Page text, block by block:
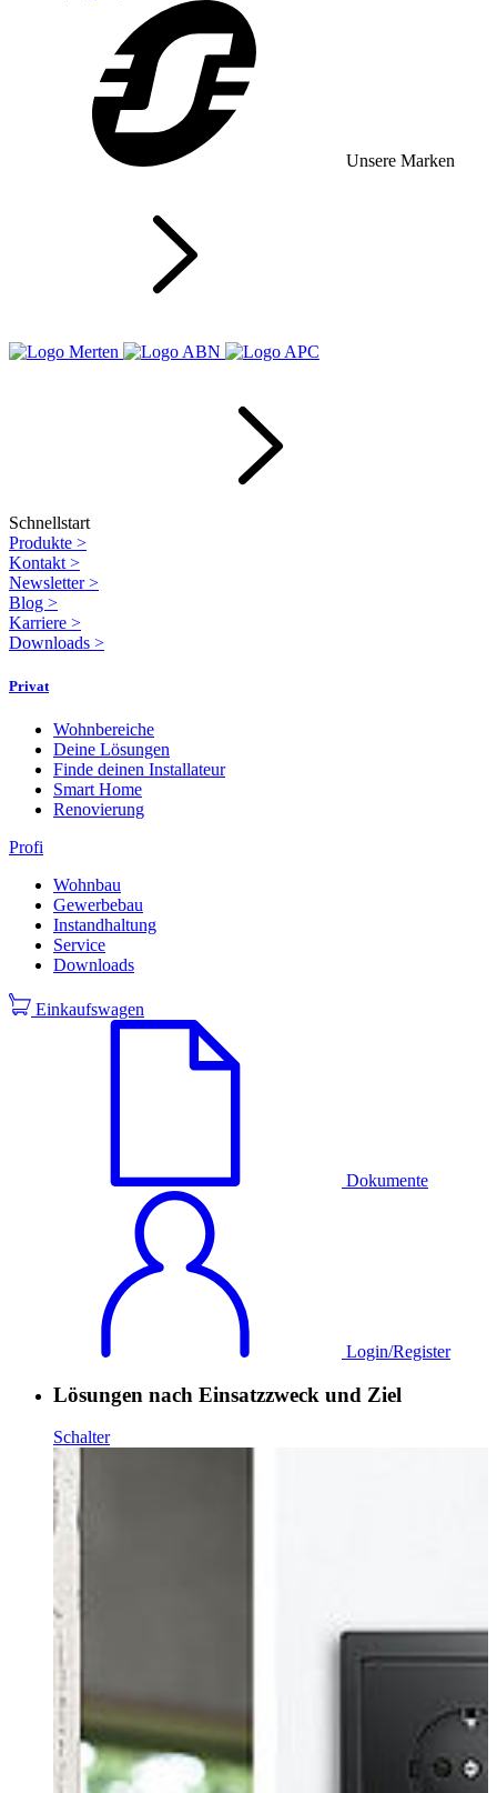
Unsere Marken
Schnellstart
Produkte >
Kontakt >
Newsletter>
Blog >
Karriere >
Downloads >
Privat
Wohnbereiche
Deine Lösungen
Finde deinen Installateur
Smart Home
Renovierung
Profi
Wohnbau
Gewerbebau
Instandhaltung
Service
Downloads
Einkaufswagen
Dokumente
Login/Register
Lösungen nach Einsatzzweck und Ziel
Schalter